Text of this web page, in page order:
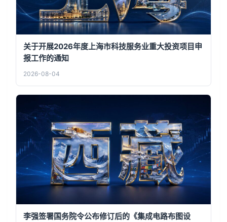
关于开展2026年度上海市科技服务业重大投资项目申
报工作的通知
2026-08-04
李强签署国务院令公布修订后的《集成电路布图设